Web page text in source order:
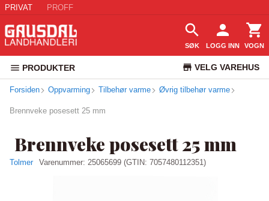
PRIVAT PROFF
SØK LOGG INN VOGN
PRODUKTER VELG VAREHUS
KUNDESERVICE
Forsiden Oppvarming Tilbehør varme Øvrig tilbehør varme
Brennveke posesett 25 mm
Brennveke posesett 25 mm
Tolmer Varenummer: 25065699 (GTIN: 7057480112351)